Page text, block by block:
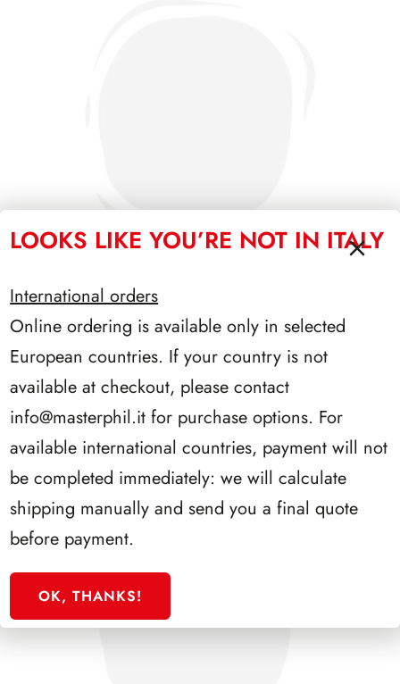
SFORZESCO ITALIA 1985 PAGINE 3+1
LOOKS LIKE YOU’RE NOT IN ITALY
International orders
Online ordering is available only in selected
European countries. If your country is not
available at checkout, please contact
info@masterphil.it for purchase options. For
available international countries, payment will not
be completed immediately: we will calculate
shipping manually and send you a final quote
before payment.
OK, THANKS!